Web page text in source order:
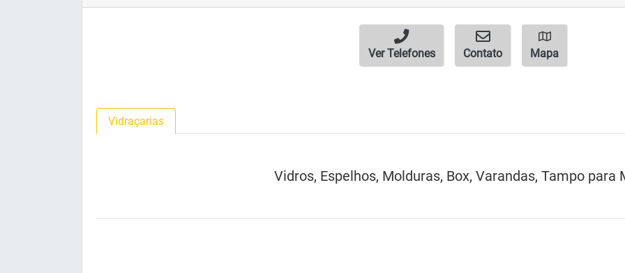
Ver Telefones Contato Mapa
Vidraçarias
Vidros, Espelhos, Molduras, Box, Varandas, Tampo para